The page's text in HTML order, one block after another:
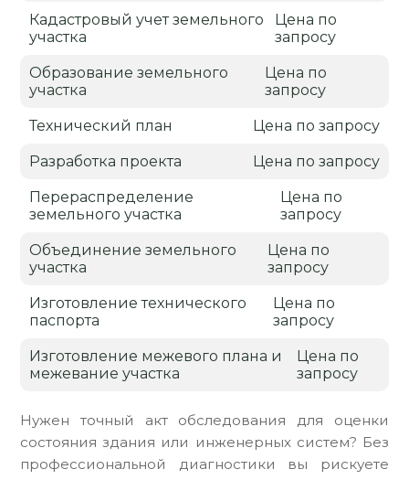
Нужен точный акт обследования для оценки
состояния здания или инженерных систем? Без
профессиональной диагностики вы рискуете
Кадастровый учет земельного
участка
Цена по
запросу
Образование земельного
участка
Цена по
запросу
Технический план Цена по запросу
Разработка проекта Цена по запросу
Перераспределение
земельного участка
Цена по
запросу
Объединение земельного
участка
Цена по
запросу
Изготовление технического
паспорта
Цена по
запросу
Изготовление межевого плана и
межевание участка
Цена по
запросу